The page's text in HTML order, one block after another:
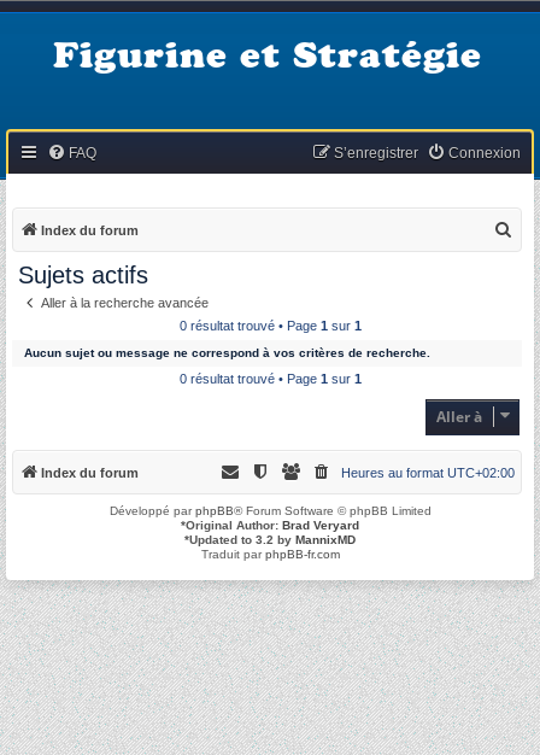
Figurine et Stratégie
FAQ Connexion
S’enregistrer
Index du forum
c
Sujets actifs
Aller à la recherche avancée
0 résultat trouvé • Page 1 sur 1
Aucun sujet ou message ne correspond à vos critères de recherche.
0 résultat trouvé • Page 1 sur 1
Aller à
Index du forum Heures au format UTC+02:00
Développé parphpBB® Forum Software © phpBB Limited
*Original Author: Brad Veryard
*Updated to 3.2 by MannixMD
Traduit parphpBB-fr.com